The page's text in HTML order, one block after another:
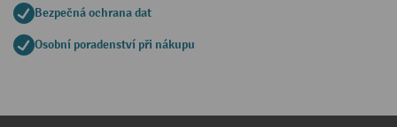
Bezpečná ochrana dat
Osobní poradenství při nákupu